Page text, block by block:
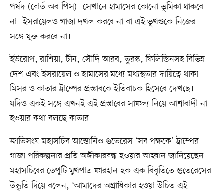
পর্ষদ (বোর্ড অব পিস)। সেখানে হামাসের কোনো ভূমিকা থাকবে
না। ইসরায়েলও গাজা দখল করবে না বা এই ভূখণ্ডকে নিজের
সঙ্গে যুক্ত করবে না।
ইউরোপ, রাশিয়া, চীন, সৌদি আরব, তুরস্ক, ফিলিস্তিনসহ বিভিন্ন
দেশ এবং ইসরায়েল ও হামাসের মধ্যে মধ্যস্থতার দায়িত্বে থাকা
মিসর ও কাতার ট্রাম্পের প্রস্তাবকে ইতিবাচক হিসেবে দেখছে।
যদিও একই সঙ্গে এখনই এই প্রস্তাবের সাফল্য নিয়ে আশাবাদী না
হওয়ার কথা বলছে কাতার।
জাতিসংঘ মহাসচিব আন্তোনিও গুতেরেস ‘সব পক্ষকে’ ট্রাম্পের
গাজা পরিকল্পনার প্রতি অঙ্গীকারবদ্ধ হওয়ার আহ্বান জানিয়েছেন।
মহাসচিবের ডেপুটি মুখপাত্র ফারহান হক এক বিবৃতিতে গুতেরেসের
উদ্ধৃতি দিয়ে বলেন, ‘আমাদের অগ্রাধিকার হওয়া উচিত এই